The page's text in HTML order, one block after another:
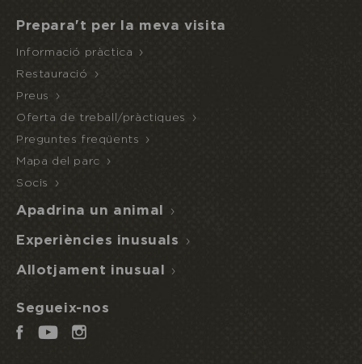
Prepara't per la meva visita
Informació pràctica
Restauració
Preus
Oferta de treball/pràctiques
Preguntes freqüents
Mapa del parc
Socis
Apadrina un animal
Experiències inusuals
Allotjament inusual
Segueix-nos